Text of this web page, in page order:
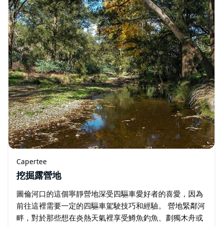
Capertee
挖掘露營地
圖倫河口的這個寧靜營地深受四驅車愛好者的喜愛，因為
前往這裡需要一定的四驅車駕駛技巧和經驗。 營地緊鄰河
畔，對於那些想在炎熱天氣裡享受鱒魚釣魚、劃獨木舟或